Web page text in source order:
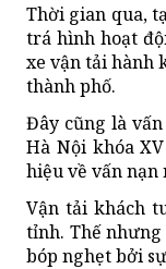
Thời gian qua,
trá hình hoạt
xe vận tải hành
thành phố.
Đây cũng là
Hà Nội khóa
hiệu về vấn nạn
Vận tải khách
tỉnh. Thế nhưng
bóp nghẹt bởi